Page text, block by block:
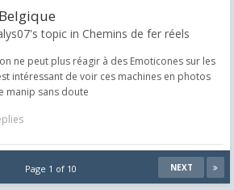
topic in Chemins de fer réels
ne peut plus réagir à des Emoticones sur les
intéressant de voir ces machines en photos
manip sans doute
NEXT
Page 1 of 10